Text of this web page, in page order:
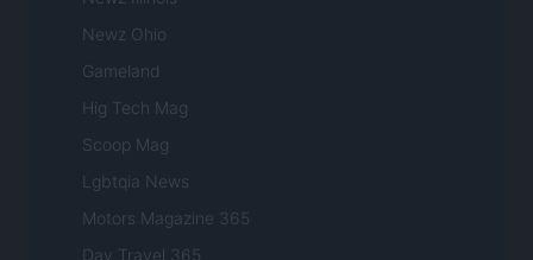
Newz Ohio
Gameland
Hig Tech Mag
Scoop Mag
Lgbtqia News
Motors Magazine 365
Day Travel 365